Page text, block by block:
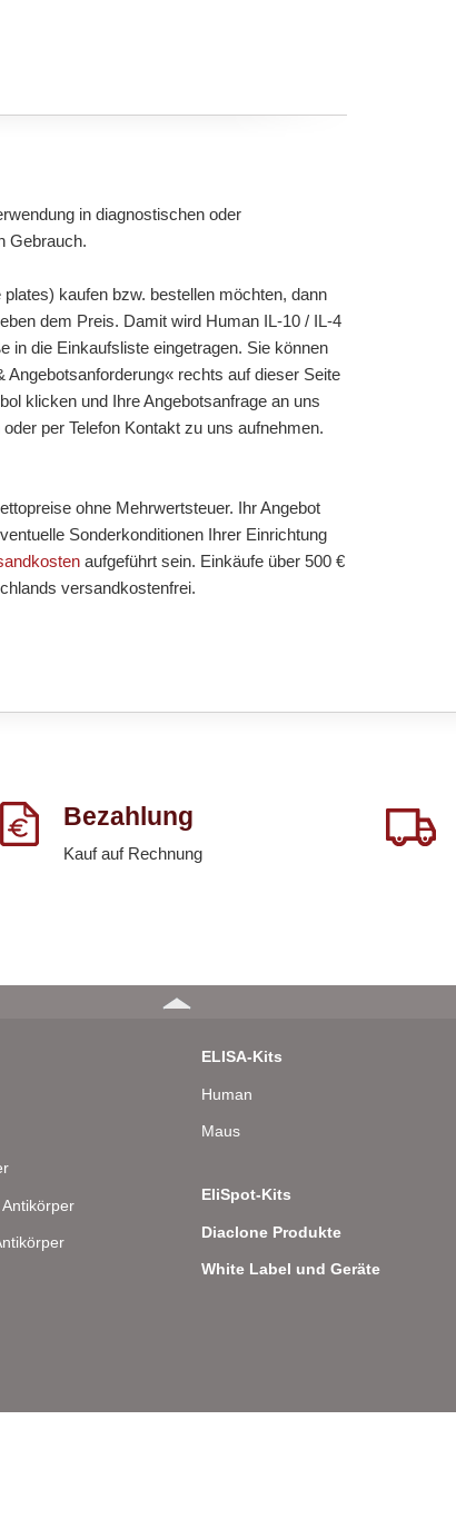
in diagnostischen oder
Gebrauch.
kaufen bzw. bestellen möchten, dann
dem Preis. Damit wird Human IL-10 / IL-4
in die Einkaufsliste eingetragen. Sie können
rechts auf dieser Seite
klicken und Ihre Angebotsanfrage an uns
per Telefon Kontakt zu uns aufnehmen.
ohne Mehrwertsteuer. Ihr Angebot
Sonderkonditionen Ihrer Einrichtung
aufgeführt sein. Einkäufe über 500 €
versandkostenfrei.
Bezahlung
Kauf auf Rechnung
ELISA-Kits
Human
Maus
EliSpot-Kits
Diaclone Produkte
White Label und Geräte